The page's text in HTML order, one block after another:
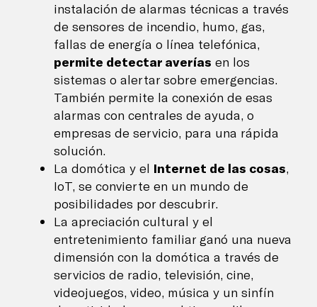
instalación de alarmas técnicas a través
de sensores de incendio, humo, gas,
fallas de energía o línea telefónica,
permite detectar averías en los
sistemas o alertar sobre emergencias.
También permite la conexión de esas
alarmas con centrales de ayuda, o
empresas de servicio, para una rápida
solución.
La domótica y el Internet de las cosas,
IoT, se convierte en un mundo de
posibilidades por descubrir.
La apreciación cultural y el
entretenimiento familiar ganó una nueva
dimensión con la domótica a través de
servicios de radio, televisión, cine,
videojuegos, video, música y un sinfín